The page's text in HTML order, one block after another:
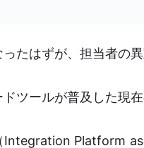
ったはずが、担当者の
ツールが普及した現
Platform